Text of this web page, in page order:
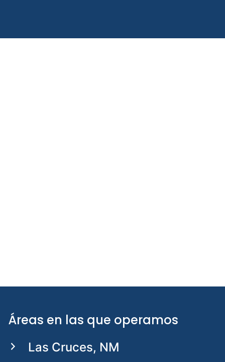
Áreas en las que operamos
Las Cruces, NM